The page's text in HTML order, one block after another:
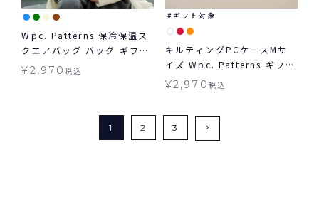
Wpc. Patterns 保冷保温ス
クエアバッグ バッグ ギフト
対象
¥2,970税込
ギフト対象
キルティングPCケースMサ
イズ Wpc. Patterns ギフト
対象 グッズ
¥2,970 税込
1 2 3